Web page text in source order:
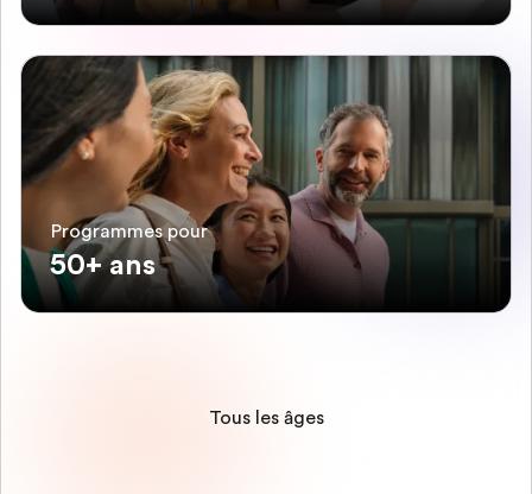
Programmes pour
50+ ans
Tous les âges